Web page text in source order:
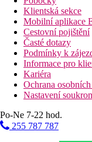
Klientská sekce
Mobilní aplikace
Cestovní pojištění
Časté dotazy
Podmínky k
Informace pro
Kariéra
Ochrana
Nastavení
Po-Ne 7-22 hod.
255 787 787